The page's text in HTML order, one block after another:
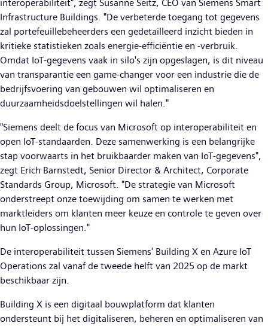
interoperabiliteit", zegt Susanne Seitz, CEO van Siemens Smart
Infrastructure Buildings. "De verbeterde toegang tot gegevens
zal portefeuillebeheerders een gedetailleerd inzicht bieden in
kritieke statistieken zoals energie-efficiëntie en -verbruik.
Omdat IoT-gegevens vaak in silo's zijn opgeslagen, is dit niveau
van transparantie een game-changer voor een industrie die de
bedrijfsvoering van gebouwen wil optimaliseren en
duurzaamheidsdoelstellingen wil halen."
"Siemens deelt de focus van Microsoft op interoperabiliteit en
open IoT-standaarden. Deze samenwerking is een belangrijke
stap voorwaarts in het bruikbaarder maken van IoT-gegevens",
zegt Erich Barnstedt, Senior Director & Architect, Corporate
Standards Group, Microsoft. "De strategie van Microsoft
onderstreept onze toewijding om samen te werken met
marktleiders om klanten meer keuze en controle te geven over
hun IoT-oplossingen."
De interoperabiliteit tussen Siemens' Building X en Azure IoT
Operations zal vanaf de tweede helft van 2025 op de markt
beschikbaar zijn.
Building X is een digitaal bouwplatform dat klanten
ondersteunt bij het digitaliseren, beheren en optimaliseren van